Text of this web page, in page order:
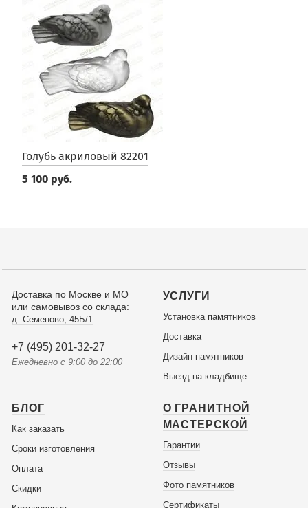
Голубь акриловый 82201
5 100 руб.
Доставка по Москве и МО
или самовывоз со склада:
д. Семеново, 45Б/1
+7 (495) 201-32-27
Ежедневно с 9:00 до 22:00
УСЛУГИ
Установка памятников
Доставка
Дизайн памятников
Выезд на кладбище
БЛОГ
Как заказать
Сроки изготовления
Оплата
Скидки
О ГРАНИТНОЙ
МАСТЕРСКОЙ
Гарантии
Отзывы
Фото памятников
Сертификаты